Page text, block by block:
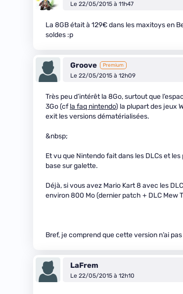
Le 22/05/2015 à 11h47
La 8GB était à 129€ dans les maxitoys en
soldes :p
Groove Premium
Le 22/05/2015 à 12h09
Très peu d’intérêt la 8Go, surtout que
3Go (cfla faq nintendo) la plupart des jeux
exit les versions dématérialisées.
&nbsp;
Et vu que Nintendo fait dans les DLCs et
base sur galette.
Déjà, si vous avez Mario Kart 8 avec les
environ 800 Mo (dernier patch + DLC Mew
Bref, je comprend que cette version n’ai
LaFrem
Le 22/05/2015 à 12h10